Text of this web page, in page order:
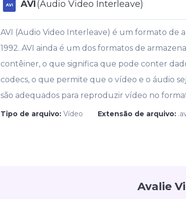
AVI AVI(Audio Video Interleave)
AVI (Audio Video Interleave) é um formato de
1992. AVI ainda é um dos formatos de
contêiner, o que significa que pode conter
codecs, o que permite que o vídeo e o áudio
são adequados para reproduzir vídeo no
Tipo de arquivo: Vídeo Extensão de arquivo:
Avalie